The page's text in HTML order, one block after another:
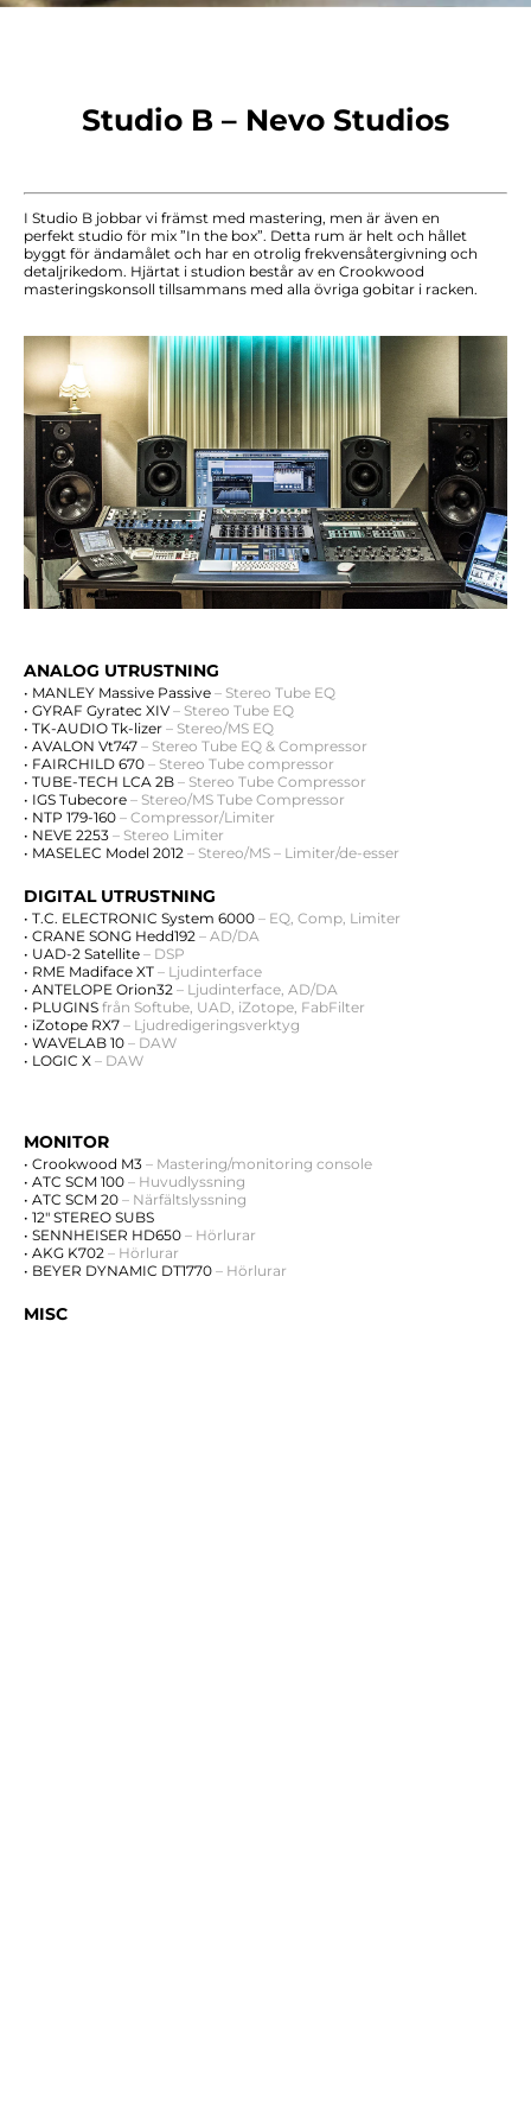
Studio B – Nevo Studios
I Studio B jobbar vi främst med mastering, men är även en
perfekt studio för mix ”In the box”. Detta rum är helt och hållet
byggt för ändamålet och har en otrolig frekvensåtergivning och
detaljrikedom. Hjärtat i studion består av en Crookwood
masteringskonsoll tillsammans med alla övriga gobitar i racken.
ANALOG UTRUSTNING
• MANLEY Massive Passive – Stereo Tube EQ
• GYRAF Gyratec XIV– Stereo Tube EQ
• TK-AUDIO Tk-lizer – Stereo/MS EQ
• AVALON Vt747 – Stereo Tube EQ & Compressor
• FAIRCHILD 670 – Stereo Tube compressor
• TUBE-TECH LCA 2B – Stereo Tube Compressor
• IGS Tubecore – Stereo/MS Tube Compressor
• NTP 179-160 – Compressor/Limiter
• NEVE 2253 – Stereo Limiter
• MASELEC Model 2012 – Stereo/MS – Limiter/de-esser
DIGITAL UTRUSTNING
• T.C. ELECTRONIC System 6000 – EQ, Comp, Limiter
• CRANE SONG Hedd192 – AD/DA
• UAD-2 Satellite – DSP
• RME Madiface XT – Ljudinterface
• ANTELOPE Orion32 – Ljudinterface, AD/DA
• PLUGINS från Softube, UAD, iZotope, FabFilter
• iZotope RX7 – Ljudredigeringsverktyg
• WAVELAB 10 – DAW
• LOGIC X – DAW
MONITOR
• Crookwood M3 – Mastering/monitoring console
• ATC SCM 100 – Huvudlyssning
• ATC SCM 20 – Närfältslyssning
• 12″ STEREO SUBS
• SENNHEISER HD650 – Hörlurar
• AKG K702 – Hörlurar
• BEYER DYNAMIC DT1770 – Hörlurar
MISC